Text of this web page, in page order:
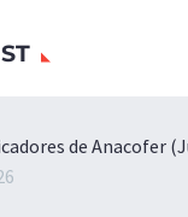
de Anacofer